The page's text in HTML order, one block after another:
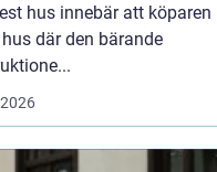
hus innebär att köparen
där den bärande